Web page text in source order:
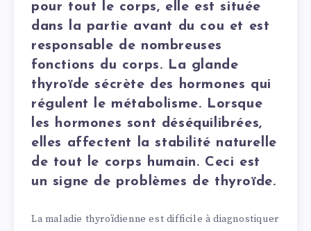
pour tout le corps, elle est située
dans la partie avant du cou et est
responsable de nombreuses
fonctions du corps. La glande
thyroïde sécrète des hormones qui
régulent le métabolisme. Lorsque
les hormones sont déséquilibrées,
elles affectent la stabilité naturelle
de tout le corps humain. Ceci est
un signe de problèmes de thyroïde.
La maladie thyroïdienne est difficile à diagnostiquer